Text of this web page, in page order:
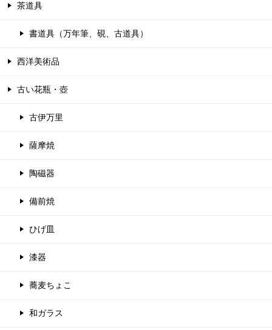
茶道具
書道具（万年筆、硯、古道具）
西洋美術品
古い花瓶・壺
古伊万里
薩摩焼
陶磁器
備前焼
ひげ皿
漆器
蕎麦ちょこ
和ガラス